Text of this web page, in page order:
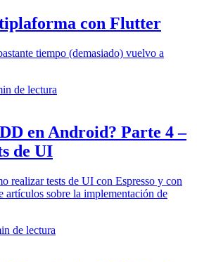
con Flutter
tiempo (demasiado) vuelvo a
de lectura
en Android? Parte 4 –
de UI
realizar tests de UI con Espresso y con
artículos sobre la implementación de
de lectura